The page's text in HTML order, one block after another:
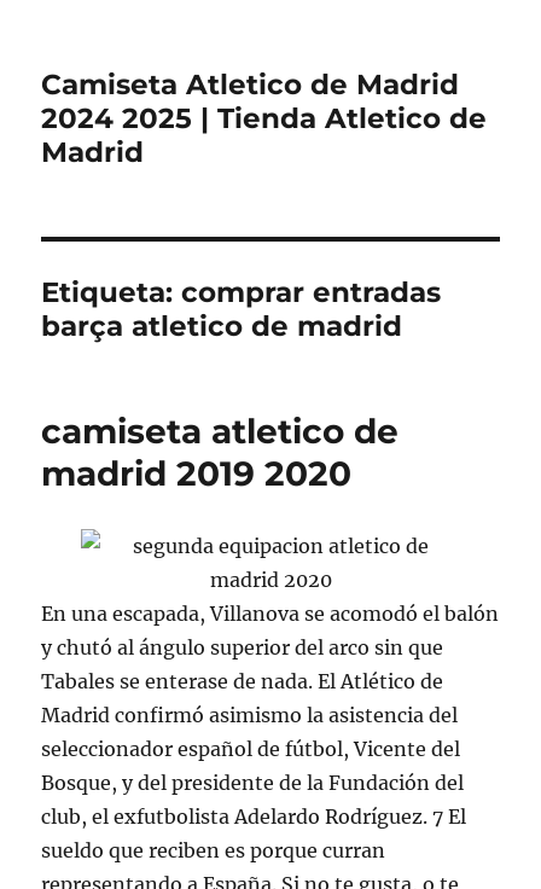
Camiseta Atletico de Madrid
2024 2025 | Tienda Atletico de
Madrid
Etiqueta:comprar entradas
barça atletico de madrid
camiseta atletico de
madrid 2019 2020
En una escapada, Villanova se acomodó el balón
y chutó al ángulo superior del arco sin que
Tabales se enterase de nada. El Atlético de
Madrid confirmó asimismo la asistencia del
seleccionador español de fútbol, Vicente del
Bosque, y del presidente de la Fundación del
club, el exfutbolista Adelardo Rodríguez. 7 El
sueldo que reciben es porque curran
representando a España. Si no te gusta, o te